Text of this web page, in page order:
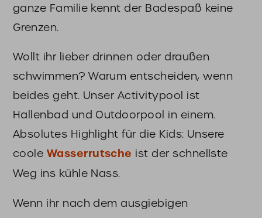
ganze Familie kennt der Badespaß keine
Grenzen.
Wollt ihr lieber drinnen oder draußen
schwimmen? Warum entscheiden, wenn
beides geht. Unser Activitypool ist
Hallenbad und Outdoorpool in einem.
Absolutes Highlight für die Kids: Unsere
coole Wasserrutsche ist der schnellste
Weg ins kühle Nass.
Wenn ihr nach dem ausgiebigen